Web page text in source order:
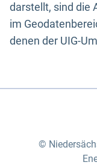
darstellt, sind die
im
denen der UIG-